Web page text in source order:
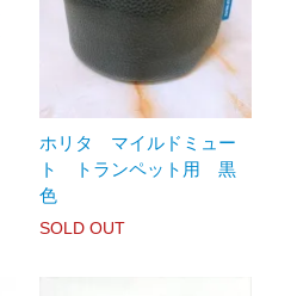
ホリタ マイルドミュー
ト トランペット用 黒
色
SOLD OUT